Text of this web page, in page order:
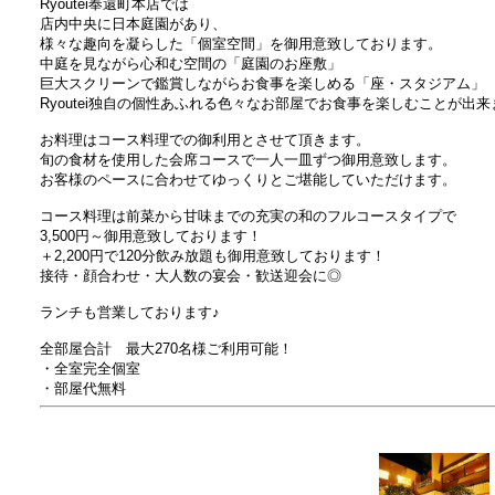
Ryoutei奉還町本店では
店内中央に日本庭園があり、
様々な趣向を凝らした「個室空間」を御用意致しております。
中庭を見ながら心和む空間の「庭園のお座敷」
巨大スクリーンで鑑賞しながらお食事を楽しめる「座・スタジアム」
Ryoutei独自の個性あふれる色々なお部屋でお食事を楽しむことが出来
お料理はコース料理での御利用とさせて頂きます。
旬の食材を使用した会席コースで一人一皿ずつ御用意致します。
お客様のペースに合わせてゆっくりとご堪能していただけます。
コース料理は前菜から甘味までの充実の和のフルコースタイプで
3,500円～御用意致しております！
＋2,200円で120分飲み放題も御用意致しております！
接待・顔合わせ・大人数の宴会・歓送迎会に◎
ランチも営業しております♪
全部屋合計 最大270名様ご利用可能！
・全室完全個室
・部屋代無料